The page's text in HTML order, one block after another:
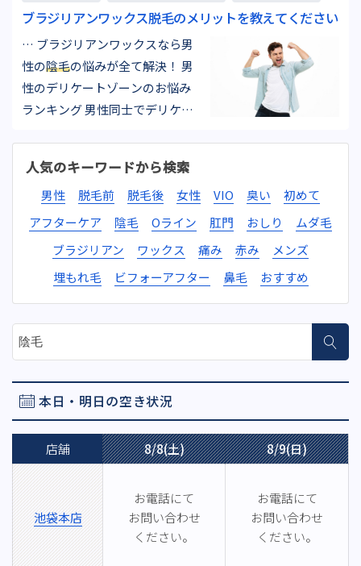
ブラジリアンワックス脱毛のメリットを教えてください
… ブラジリアンワックスなら男
性の陰毛の悩みが全て解決！ 男
性のデリケートゾーンのお悩み
ランキング 男性同士でデリケー
が、実は皆さん様々なお悩みを
お持ちです。 1位絡まるズボンの
チャックに絡まる、毛が擦れて
人気のキーワードから検索
男性 脱毛前 脱毛後 女性 VIO 臭い
初めて
アフターケア
陰毛 Oライン 肛門 おしり
ムダ毛
ブラジリアン
ワックス 痛み 赤み
メンズ
埋もれ毛
ビフォーアフター 鼻毛 おすすめ
サイト内検索
本日・明日の空き状況
店舗 8/8(土) 8/9(日)
池袋本店
お電話にて
お問い合わせ
ください。
お電話にて
お問い合わせ
ください。